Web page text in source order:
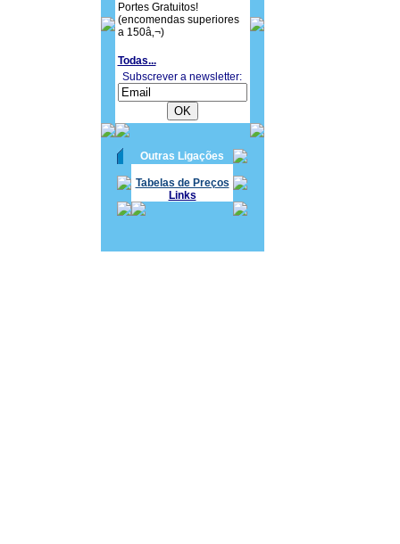
Portes Gratuitos!
(encomendas superiores
a 150â‚¬)
Todas...
Subscrever a newsletter:
Outras Ligações
Tabelas de Preços
Links